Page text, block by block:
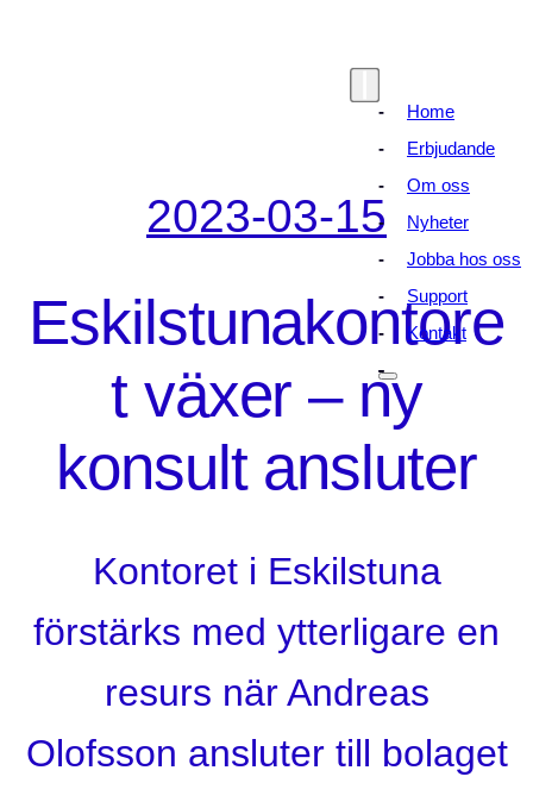
Home
Erbjudande
Om oss
Nyheter
Jobba hos oss
Support
Kontakt
2023-03-15
Eskilstunakontore
t växer – ny
konsult ansluter
Kontoret i Eskilstuna
förstärks med ytterligare en
resurs när Andreas
Olofsson ansluter till bolaget